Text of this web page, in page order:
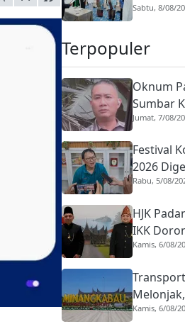
Diminta
Sabtu, 8/08/
Terpopuler
Oknum
Sumbar
dengan
Jumat, 7/08/
Festival
2026
Peserta
Rabu, 5/08/
HJK
IKK
Perkuat
Kamis, 6/08/
Pesawat
Kamis, 6/08/